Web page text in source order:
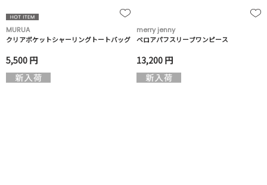
MURUA
クリアポケットシャーリングトートバッグ
5,500 円
merry jenny
ベロアパフスリーブワンピース
13,200 円